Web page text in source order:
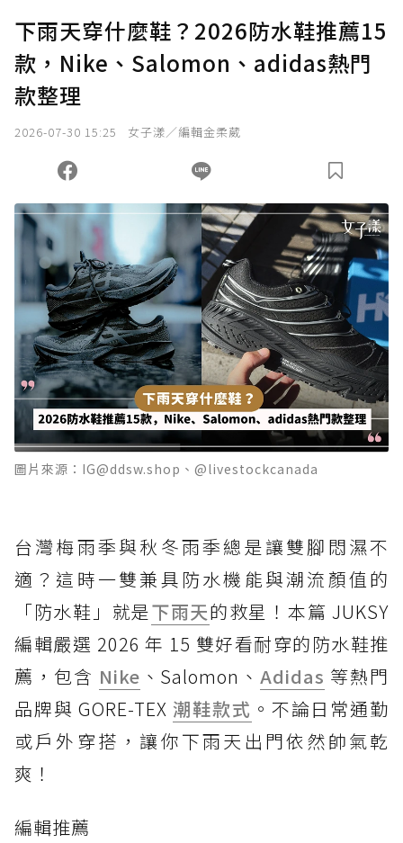
確認送出
您當前剩餘 U 利點數：0點；前往 購買點數
下雨天穿什麼鞋？2026防水鞋推薦15
款，Nike、Salomon、adidas熱門
款整理
2026-07-30 15:25 女子漾／編輯金柔葳
圖片來源：IG@ddsw.shop、@livestockcanada
台灣梅雨季與秋冬雨季總是讓雙腳悶濕不
適？這時一雙兼具防水機能與潮流顏值的
「防水鞋」就是下雨天的救星！本篇 JUKSY
編輯嚴選 2026 年 15 雙好看耐穿的防水鞋推
薦，包含 Nike 、Salomon、Adidas 等熱門
品牌與 GORE-TEX 潮鞋款式 。不論日常通勤
或戶外穿搭，讓你下雨天出門依然帥氣乾
爽！
編輯推薦